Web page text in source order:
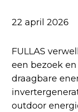
22 april 2026
FULLAS
een bezoek
draagbare
outdoor